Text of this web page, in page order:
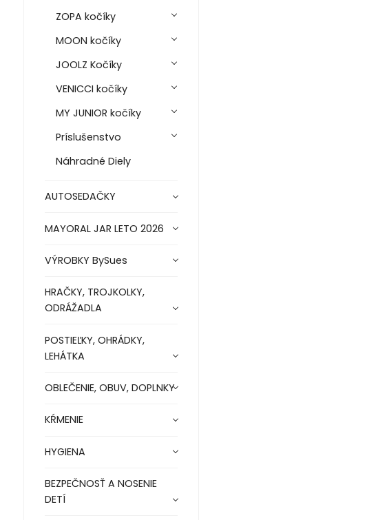
ZOPA kočíky
MOON kočíky
JOOLZ Kočíky
VENICCI kočíky
MY JUNIOR kočíky
Príslušenstvo
Náhradné Diely
AUTOSEDAČKY
MAYORAL JAR LETO 2026
VÝROBKY BySues
HRAČKY, TROJKOLKY,
ODRÁŽADLA
POSTIEĽKY, OHRÁDKY,
LEHÁTKA
OBLEČENIE, OBUV, DOPLNKY
KŔMENIE
HYGIENA
BEZPEČNOSŤ A NOSENIE
DETÍ